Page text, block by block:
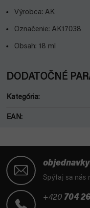
Výrobca: AK
Označenie: AK17038
Obsah: 18 ml
DODATOČNÉ
Kategória:
EAN:
Spýtaj sa nás
+420 704